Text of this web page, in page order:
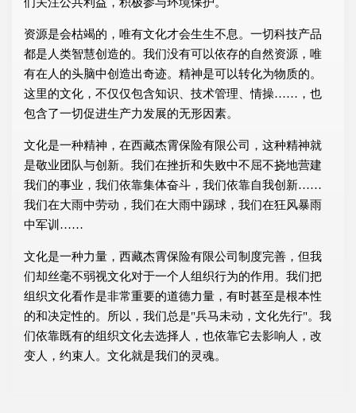
们关注公共利益，积极参与环境保护。
资源是会枯竭的，唯有文化才会生生不息。一切科技产品
都是人类智慧创造的。我们没有可以依存的自然资源，唯
有在人的头脑中创造出奇迹。精神是可以转化为物质的。
这里的文化，不仅仅包含知识、技术管理、情操……，也
包含了一切促进生产力发展的无形因素。
文化是一种精神，在西藏杰霄保险有限公司，这种精神就
是敬业团队与创新。我们在挫折和失败中不屈不挠地营建
我们的事业，我们依靠集体奋斗，我们依靠自我创新……
我们在大雨中劳动，我们在大雨中踢球，我们在狂风暴雨
中军训……
文化是一种力量，西藏杰霄保险有限公司制度完善，但我
们却丝毫不弱视文化对于一个人组织行为的作用。我们把
组织文化看作是非常重要的道德力量，有时甚至是根本性
的和决定性的。所以，我们总是"兵马未动，文化先行"。我
们依靠既有的组织文化去选择人，也依靠它去影响人，改
变人，约束人。文化就是我们的灵魂。